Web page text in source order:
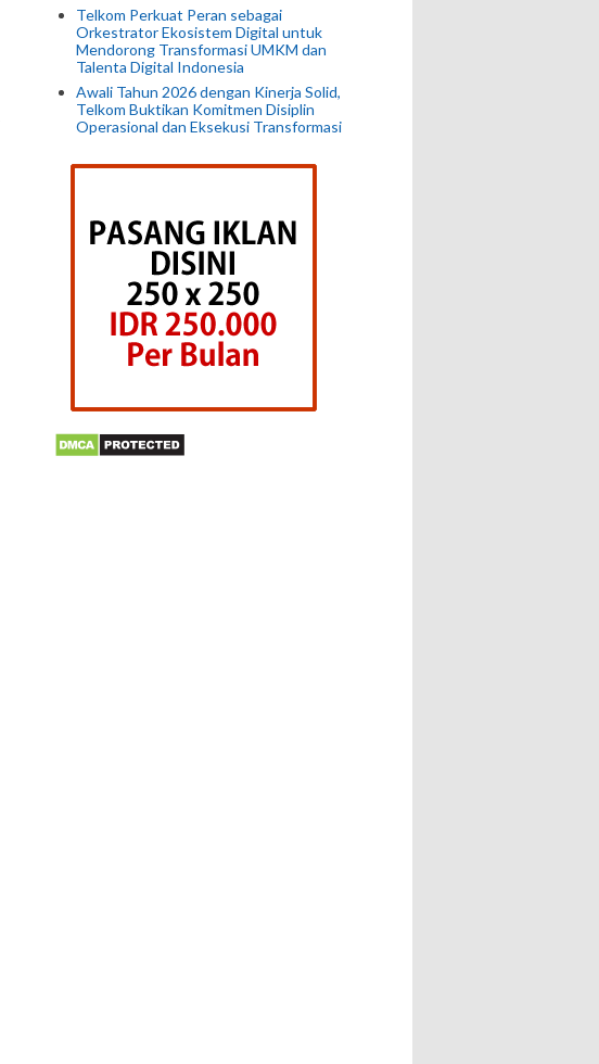
Telkom Perkuat Peran sebagai
Orkestrator Ekosistem Digital untuk
Mendorong Transformasi UMKM dan
Talenta Digital Indonesia
Awali Tahun 2026 dengan Kinerja Solid,
Telkom Buktikan Komitmen Disiplin
Operasional dan Eksekusi Transformasi